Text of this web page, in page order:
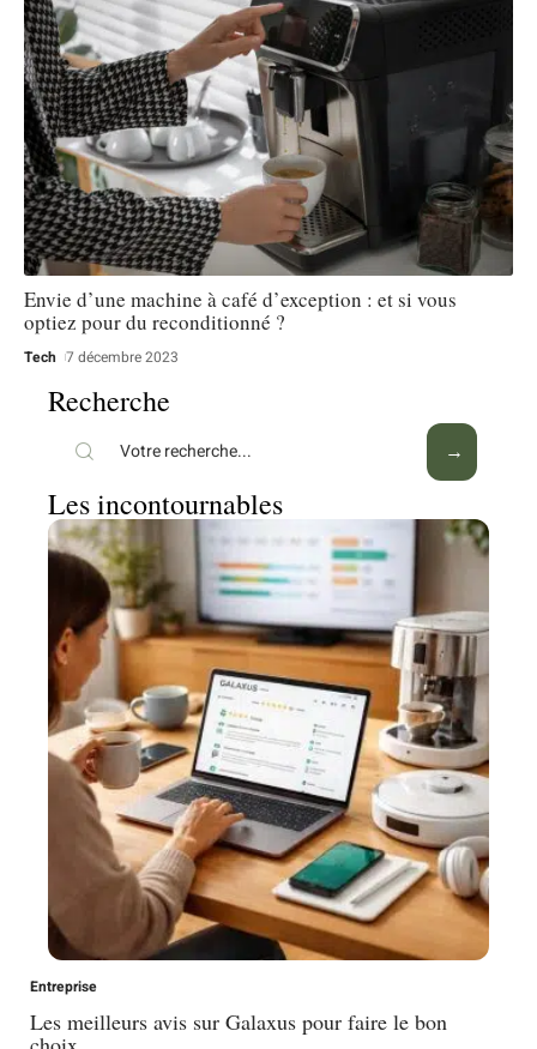
Envie d’une machine à café d’exception : et si vous
optiez pour du reconditionné ?
Tech 7 décembre 2023
Recherche
Les incontournables
Entreprise
Les meilleurs avis sur Galaxus pour faire le bon